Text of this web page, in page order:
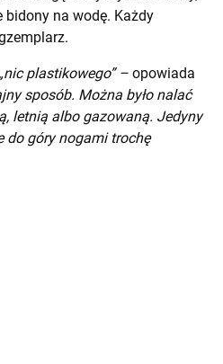
bidony na wodę. Każdy
plastikowego” – opowiada
sposób. Można było nalać
letnią albo gazowaną. Jedyny
do góry nogami trochę